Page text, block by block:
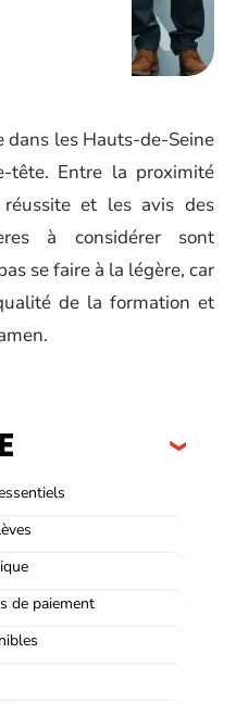
dans les Hauts-de-Seine
tête. Entre la proximité
et les avis des
à considérer sont
se faire à la légère, car
de la formation et
de paiement